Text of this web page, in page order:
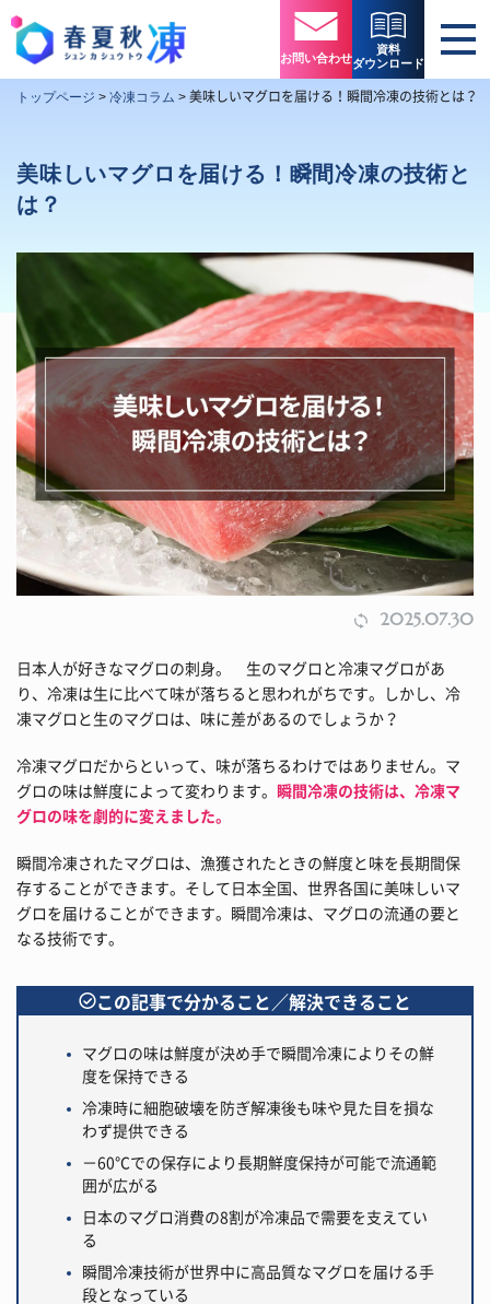
お問い合わせ
資料
ダウンロード
トップページ > 冷凍コラム > 美味しいマグロを届ける！瞬間冷凍の技術とは？
美味しいマグロを届ける！瞬間冷凍の技術と
は？
2025.07.30
日本人が好きなマグロの刺身。 生のマグロと冷凍マグロがあ
り、冷凍は生に比べて味が落ちると思われがちです。しかし、冷
凍マグロと生のマグロは、味に差があるのでしょうか？
冷凍マグロだからといって、味が落ちるわけではありません。マ
グロの味は鮮度によって変わります。 瞬間冷凍の技術は、冷凍マ
グロの味を劇的に変えました。
瞬間冷凍されたマグロは、漁獲されたときの鮮度と味を長期間保
存することができます。そして日本全国、世界各国に美味しいマ
グロを届けることができます。瞬間冷凍は、マグロの流通の要と
なる技術です。
この記事で分かること／解決できること
マグロの味は鮮度が決め手で瞬間冷凍によりその鮮
度を保持できる
冷凍時に細胞破壊を防ぎ解凍後も味や見た目を損な
わず提供できる
－60℃での保存により長期鮮度保持が可能で流通範
囲が広がる
日本のマグロ消費の8割が冷凍品で需要を支えてい
る
瞬間冷凍技術が世界中に高品質なマグロを届ける手
段となっている